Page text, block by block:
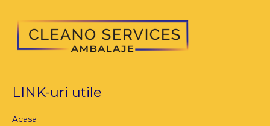
LINK-uri utile
Acasa